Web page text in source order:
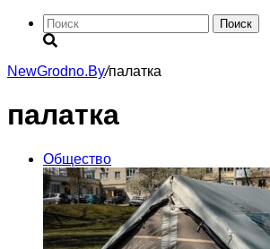
Поиск
NewGrodno.By/палатка
палатка
Общество